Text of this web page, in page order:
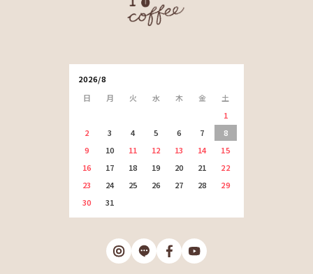
2026/8
日
月 火 水 木 金
土
1
2
3 4 5 6 7
8
9
10 11 12 13 14
15
16
17 18 19 20 21
22
23
24 25 26 27 28
29
30
31